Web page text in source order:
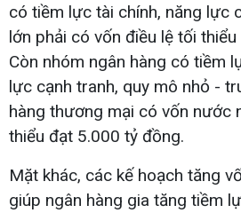
có tiềm lực tài chính, năng lực
lớn phải có vốn điều lệ tối
Còn nhóm ngân hàng có tiềm
lực cạnh tranh, quy mô nhỏ -
hàng thương mại có vốn nước
thiểu đạt 5.000 tỷ đồng.
Mặt khác, các kế hoạch tăng
giúp ngân hàng gia tăng tiềm